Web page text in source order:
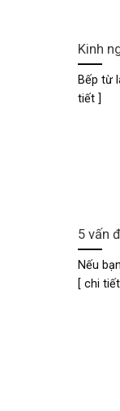
Kinh
Bếp từ
tiết ]
5 vấn
Nếu
[ chi